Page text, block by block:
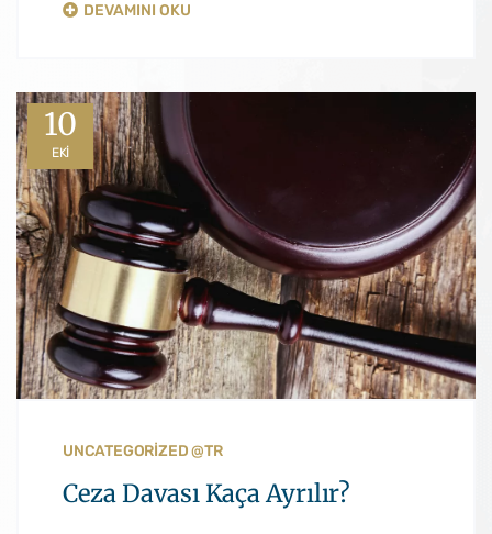
DEVAMINI OKU
10
EKI
UNCATEGORIZED @TR
Ceza Davası Kaça Ayrılır?